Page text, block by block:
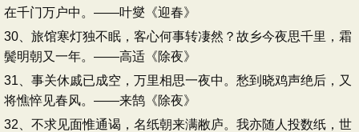
在千门万户中。——叶燮《迎春》
30、旅馆寒灯独不眠，客心何事转凄然？故乡今夜思千里，霜
鬓明朝又一年。——高适《除夜》
31、事关休戚已成空，万里相思一夜中。愁到晓鸡声绝后，又
将憔悴见春风。——来鹄《除夜》
32、不求见面惟通谒，名纸朝来满敝庐。我亦随人投数纸，世